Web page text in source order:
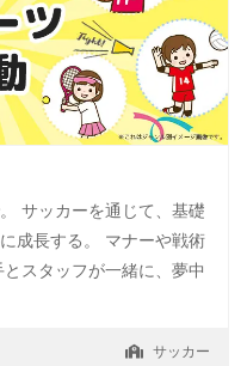
サッカーを通じて、基礎
成長する。 マナーや戦術
スタッフが一緒に、夢中
サッカー